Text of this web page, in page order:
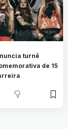
turnê
de 15